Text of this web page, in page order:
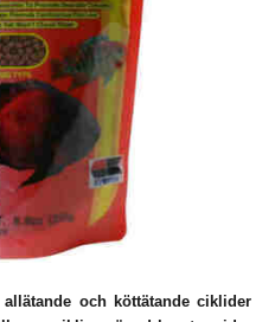
och köttätande ciklider